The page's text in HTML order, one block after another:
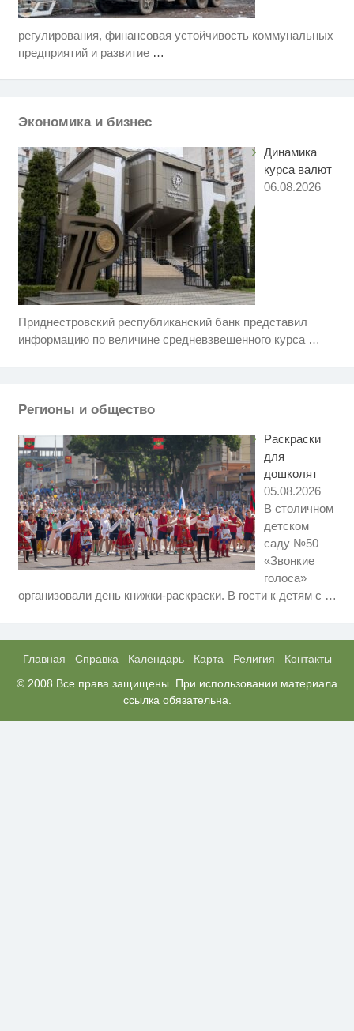
регулирования, финансовая устойчивость коммунальных
предприятий и развитие …
Экономика и бизнес
Динамика
курса валют
06.08.2026
Приднестровский республиканский банк представил
информацию по величине средневзвешенного курса …
Регионы и общество
Раскраски
для
дошколят
05.08.2026
В столичном
детском
саду №50
«Звонкие
голоса»
организовали день книжки-раскраски. В гости к детям с …
Главная Справка Календарь Карта Религия
Контакты
© 2008 Все права защищены. При использовании материала
ссылка обязательна.
i
Этот танец невесты оставит вас
без слов! Пересмотрела 10 раз
Ржу не переставая, это видео
Королева вагона отожгла! Видео
i
Скрытая камера на пляже
когда их не видят...
Ролик длится пару секунд, но
Ролик из Омска: вы будете
а смеяться вы будете долго
i
"Потеряли стыд в погоне за
"Диором": Поплавская вмазала
семейке Плющенко